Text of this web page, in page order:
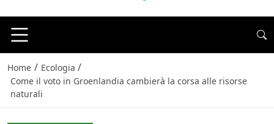
Home / Ecologia /
Come il voto in Groenlandia cambierà la corsa alle risorse
naturali